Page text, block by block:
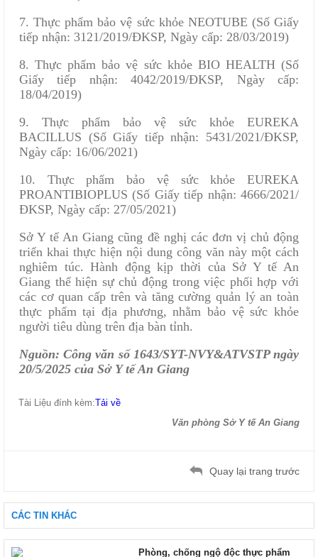
7. Thực phẩm bảo vệ sức khỏe NEOTUBE (Số Giấy
tiếp nhận: 3121/2019/ĐKSP, Ngày cấp: 28/03/2019)
8. Thực phẩm bảo vệ sức khỏe BIO HEALTH (Số
Giấy tiếp nhận: 4042/2019/ĐKSP, Ngày cấp:
18/04/2019)
9. Thực phẩm bảo vệ sức khỏe EUREKA
BACILLUS (Số Giấy tiếp nhận: 5431/2021/ĐKSP,
Ngày cấp: 16/06/2021)
10. Thực phẩm bảo vệ sức khỏe EUREKA
PROANTIBIOPLUS (Số Giấy tiếp nhận: 4666/2021/
ĐKSP, Ngày cấp: 27/05/2021)
Sở Y tế An Giang cũng đề nghị các đơn vị chủ động
triển khai thực hiện nội dung công văn này một cách
nghiêm túc. Hành động kịp thời của Sở Y tế An
Giang thể hiện sự chủ động trong việc phối hợp với
các cơ quan cấp trên và tăng cường quản lý an toàn
thực phẩm tại địa phương, nhằm bảo vệ sức khỏe
người tiêu dùng trên địa bàn tỉnh.
Nguồn: Công văn số 1643/SYT-NVY&ATVSTP ngày
20/5/2025 của Sở Y tế An Giang
Tài Liệu đính kèm:Tải về
Văn phòng Sở Y tế An Giang
Quay lại trang trước
CÁC TIN KHÁC
Phòng, chống ngộ độc thực phẩm